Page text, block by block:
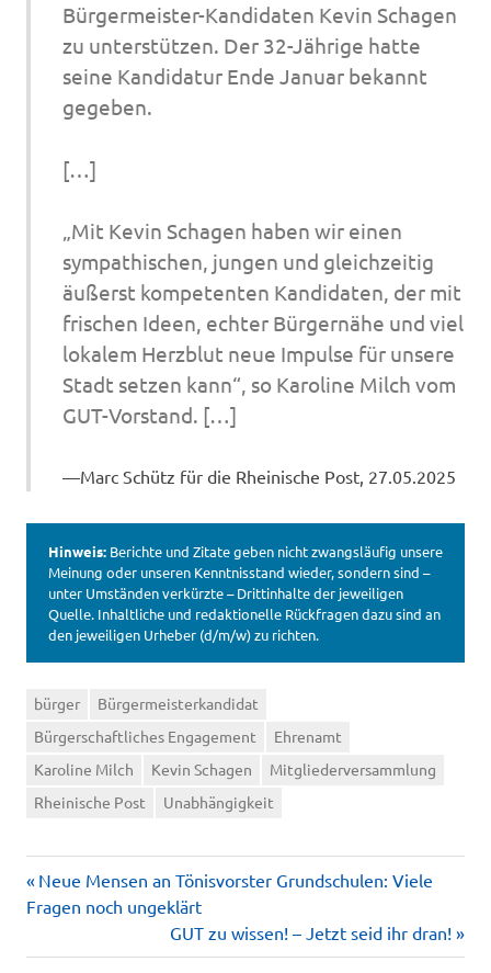
Bürgermeister-Kandidaten Kevin Schagen
zu unterstützen. Der 32-Jährige hatte
seine Kandidatur Ende Januar bekannt
gegeben.
[…]
„Mit Kevin Schagen haben wir einen
sympathischen, jungen und gleichzeitig
äußerst kompetenten Kandidaten, der mit
frischen Ideen, echter Bürgernähe und viel
lokalem Herzblut neue Impulse für unsere
Stadt setzen kann“, so Karoline Milch vom
GUT-Vorstand. […]
Marc Schütz für die Rheinische Post, 27.05.2025
Hinweis: Berichte und Zitate geben nicht zwangsläufig unsere
Meinung oder unseren Kenntnisstand wieder, sondern sind –
unter Umständen verkürzte – Drittinhalte der jeweiligen
Quelle. Inhaltliche und redaktionelle Rückfragen dazu sind an
den jeweiligen Urheber (d/m/w) zu richten.
bürger
Bürgermeisterkandidat
Bürgerschaftliches Engagement
Ehrenamt
Karoline Milch
Kevin Schagen
Mitgliederversammlung
Rheinische Post
Unabhängigkeit
Beitragsnavigation
Vorheriger
Beitrag:
Neue Mensen an Tönisvorster Grundschulen: Viele
Fragen noch ungeklärt
Nächster
Beitrag:
GUT zu wissen! – Jetzt seid ihr dran!